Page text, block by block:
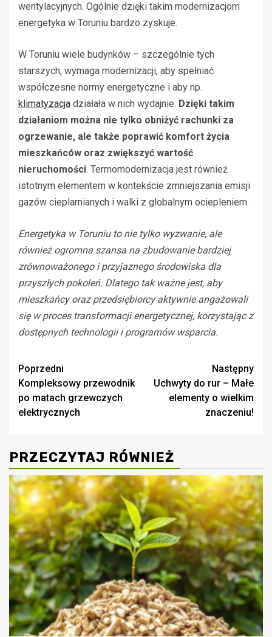
wentylacyjnych. Ogólnie dzięki takim modernizacjom
energetyka w Toruniu bardzo zyskuje.
W Toruniu wiele budynków – szczególnie tych
starszych, wymaga modernizacji, aby spełniać
współczesne normy energetyczne i aby np.
klimatyzacja działała w nich wydajnie. Dzięki takim
działaniom można nie tylko obniżyć rachunki za
ogrzewanie, ale także poprawić komfort życia
mieszkańców oraz zwiększyć wartość
nieruchomości. Termomodernizacja jest również
istotnym elementem w kontekście zmniejszania emisji
gazów cieplarnianych i walki z globalnym ociepleniem.
Energetyka w Toruniu to nie tylko wyzwanie, ale
również ogromna szansa na zbudowanie bardziej
zrównoważonego i przyjaznego środowiska dla
przyszłych pokoleń. Dlatego tak ważne jest, aby
mieszkańcy oraz przedsiębiorcy aktywnie angażowali
się w proces transformacji energetycznej, korzystając z
dostępnych technologii i programów wsparcia.
Zobacz
wpisy
Poprzedni
Kompleksowy przewodnik
po matach grzewczych
elektrycznych
Następny
Uchwyty do rur – Małe
elementy o wielkim
znaczeniu!
PRZECZYTAJ RÓWNIEŻ